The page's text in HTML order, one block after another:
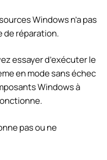
Windows n’a pas
de réparation.
essayer d’exécuter le
en mode sans échec
Windows à
pas ou ne